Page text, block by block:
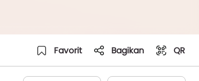
Favorit Bagikan QR